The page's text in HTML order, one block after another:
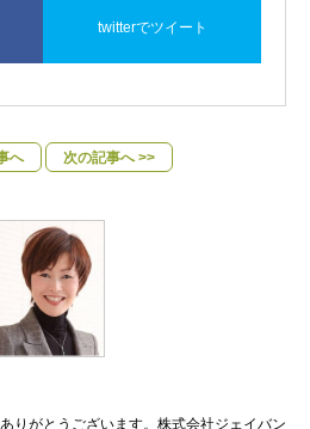
twitterでツイート
へ 次の記事へ >>
りがとうございます。株式会社ジェイバン